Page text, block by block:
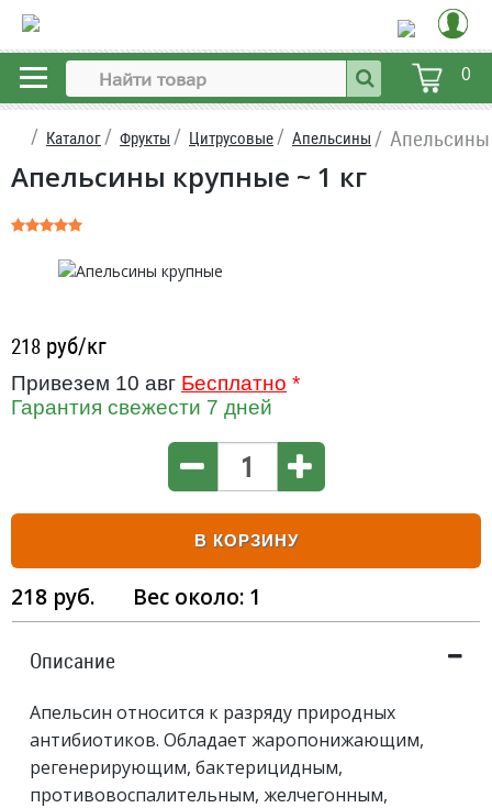
0
Каталог Фрукты Цитрусовые Апельсины
Апельсины крупные ~ 1 кг
218 руб/кг
Привезем 10 авг Бесплатно *
Гарантия свежести 7 дней
В КОРЗИНУ
218 руб. Вес около: 1
Описание
Апельсин относится к разряду природных
антибиотиков. Обладает жаропонижающим,
регенерирующим, бактерицидным,
противовоспалительным, желчегонным,